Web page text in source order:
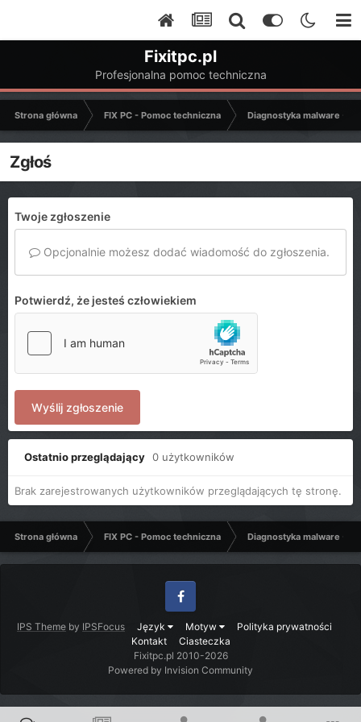
Fixitpc.pl
Profesjonalna pomoc techniczna
Strona główna FIX PC - Pomoc techniczna Diagnostyka malware -
Zgłoś
Twoje zgłoszenie
Opcjonalnie możesz dodać wiadomość do zgłoszenia.
Potwierdź, że jesteś człowiekiem
Wyślij zgłoszenie
Ostatnio przeglądający 0 użytkowników
Brak zarejestrowanych użytkowników przeglądających tę stronę.
Strona główna FIX PC - Pomoc techniczna Diagnostyka malware -
IPS Theme by IPSFocus Język Motyw
Polityka prywatności
Kontakt
Ciasteczka
Facebook
Fixitpc.pl 2010-2026
Powered by Invision Community